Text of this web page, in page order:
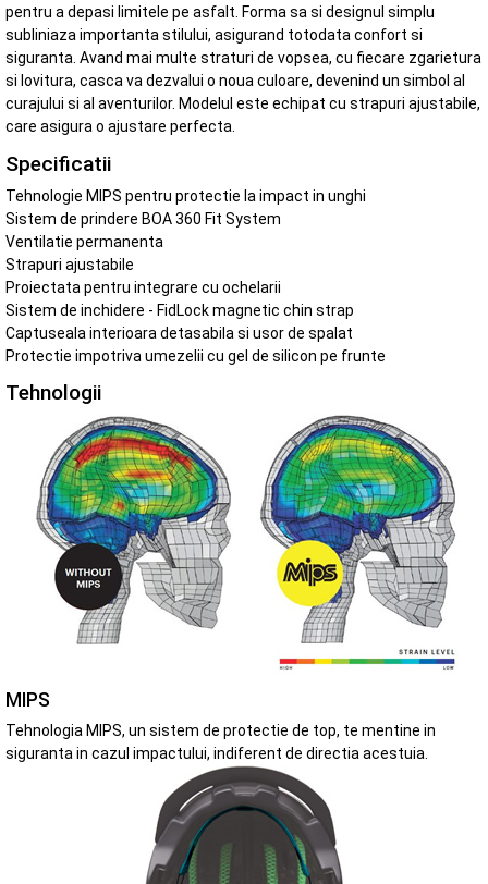
pentru a depasi limitele pe asfalt. Forma sa si designul simplu
subliniaza importanta stilului, asigurand totodata confort si
siguranta. Avand mai multe straturi de vopsea, cu fiecare zgarietura
si lovitura, casca va dezvalui o noua culoare, devenind un simbol al
curajului si al aventurilor. Modelul este echipat cu strapuri ajustabile,
care asigura o ajustare perfecta.
Specificatii
Tehnologie MIPS pentru protectie la impact in unghi
Sistem de prindere BOA 360 Fit System
Ventilatie permanenta
Strapuri ajustabile
Proiectata pentru integrare cu ochelarii
Sistem de inchidere - FidLock magnetic chin strap
Captuseala interioara detasabila si usor de spalat
Protectie impotriva umezelii cu gel de silicon pe frunte
Tehnologii
MIPS
Tehnologia MIPS, un sistem de protectie de top, te mentine in
siguranta in cazul impactului, indiferent de directia acestuia.